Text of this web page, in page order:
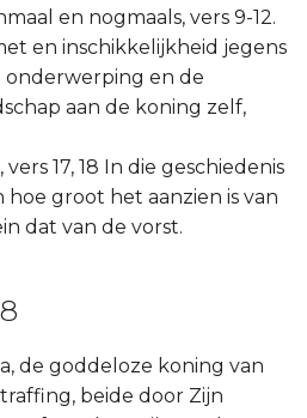
en nogmaals, vers 9-12.
en inschikkelijkheid jegens
onderwerping en de
aan de koning zelf,
17, 18 In die geschiedenis
groot het aanzien is van
dat van de vorst.
de goddeloze koning van
beide door Zijn